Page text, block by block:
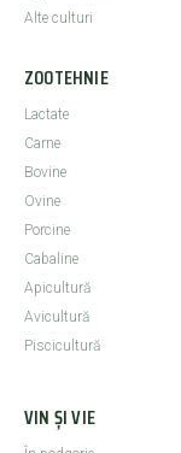
Alte culturi
ZOOTEHNIE
Lactate
Carne
Bovine
Ovine
Porcine
Cabaline
Apicultură
Avicultură
Piscicultură
VIN ȘI VIE